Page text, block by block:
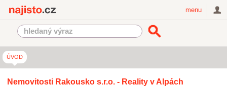
menu
ÚVOD
Nemovitosti Rakousko s.r.o. - Reality v Alpách